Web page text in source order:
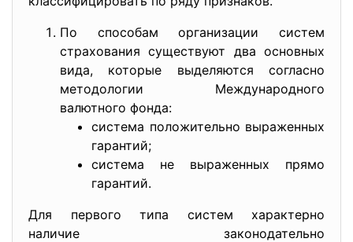
По способам организации систем
страхования существуют два основных
вида, которые выделяются согласно
методологии Международного
валютного фонда:
система положительно выраженных
гарантий;
система не выраженных прямо
гарантий.
Для первого типа систем характерно
наличие законодательно